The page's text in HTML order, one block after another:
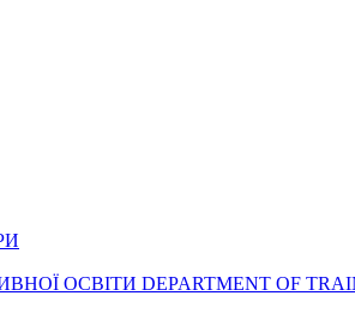
DEPARTMENT OF